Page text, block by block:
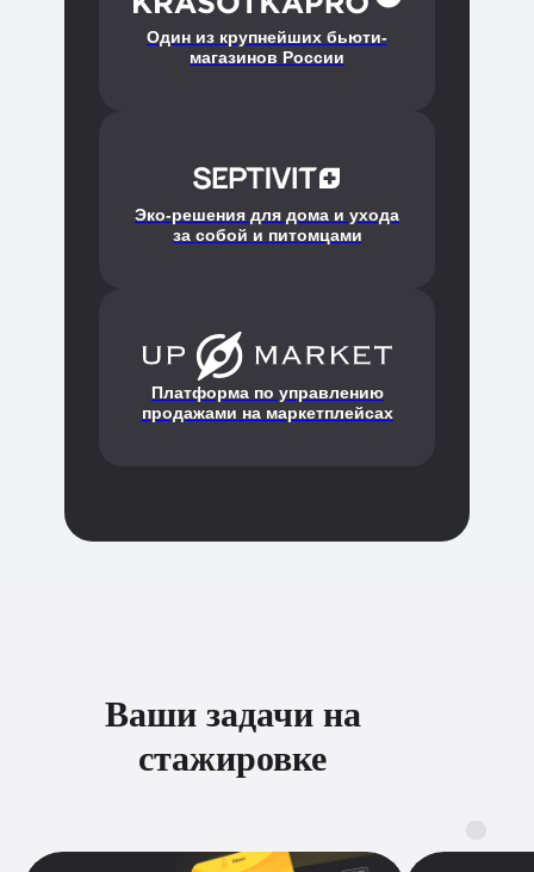
Один из крупнейших бьюти-
магазинов России
Эко-решения для дома и ухода
за собой и питомцами
Платформа по управлению
продажами на маркетплейсах
Ваши задачи на
стажировке